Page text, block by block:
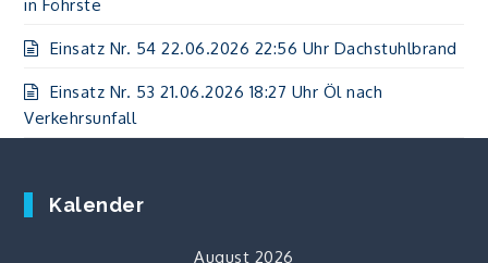
in Föhrste
Einsatz Nr. 54 22.06.2026 22:56 Uhr Dachstuhlbrand
Einsatz Nr. 53 21.06.2026 18:27 Uhr Öl nach
Verkehrsunfall
Kalender
August 2026